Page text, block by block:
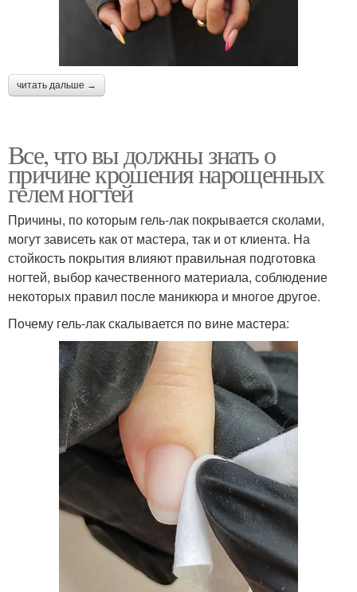
читать дальше →
Все, что вы должны знать о
причине крошения нарощенных
гелем ногтей
Причины, по которым гель-лак покрывается сколами,
могут зависеть как от мастера, так и от клиента. На
стойкость покрытия влияют правильная подготовка
ногтей, выбор качественного материала, соблюдение
некоторых правил после маникюра и многое другое.
Почему гель-лак скалывается по вине мастера: